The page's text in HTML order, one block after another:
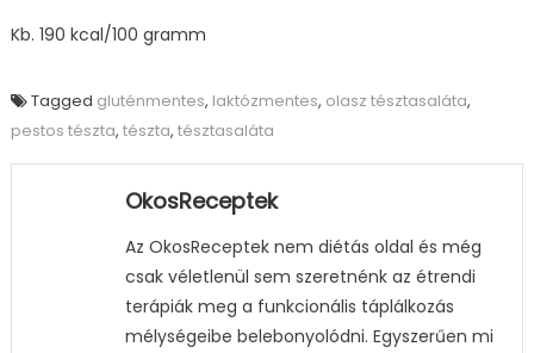
Kb. 190 kcal/100 gramm
Tagged gluténmentes, laktózmentes, olasz tésztasaláta,
pestos tészta, tészta, tésztasaláta
OkosReceptek
Az OkosReceptek nem diétás oldal és még
csak véletlenül sem szeretnénk az étrendi
terápiák meg a funkcionális táplálkozás
mélységeibe belebonyolódni. Egyszerűen mi